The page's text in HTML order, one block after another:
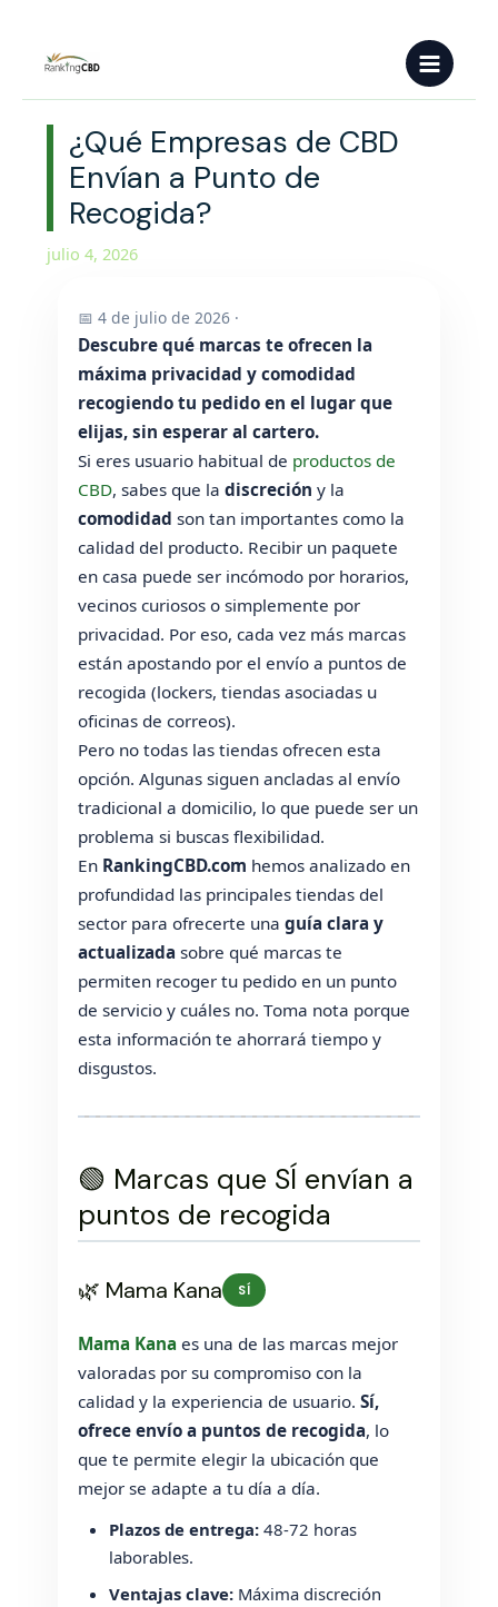
contenido
Main
Menu
¿Qué Empresas de CBD
Envían a Punto de
Recogida?
julio 4, 2026
📅 4 de julio de 2026 ·
Descubre qué marcas te ofrecen la
máxima privacidad y comodidad
recogiendo tu pedido en el lugar que
elijas, sin esperar al cartero.
Si eres usuario habitual de productos de
CBD, sabes que ladiscreción y la
comodidad son tan importantes como la
calidad del producto. Recibir un paquete
en casa puede ser incómodo por horarios,
vecinos curiosos o simplemente por
privacidad. Por eso, cada vez más marcas
están apostando por el envío a puntos de
recogida (lockers, tiendas asociadas u
oficinas de correos).
Pero no todas las tiendas ofrecen esta
opción. Algunas siguen ancladas al envío
tradicional a domicilio, lo que puede ser un
problema si buscas flexibilidad.
En RankingCBD.com hemos analizado en
profundidad las principales tiendas del
sector para ofrecerte unaguía clara y
actualizada sobre qué marcas te
permiten recoger tu pedido en un punto
de servicio y cuáles no. Toma nota porque
esta información te ahorrará tiempo y
disgustos.
🟢 Marcas que SÍ envían a
puntos de recogida
🌿 Mama Kana SÍ
Mama Kana es una de las marcas mejor
valoradas por su compromiso con la
calidad y la experiencia de usuario.Sí,
ofrece envío a puntos de recogida, lo
que te permite elegir la ubicación que
mejor se adapte a tu día a día.
Plazos de entrega: 48-72 horas
laborables.
Ventajas clave: Máxima discreción